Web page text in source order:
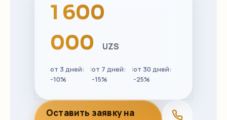
1 600
000
UZS
от 3 дней:
-10%
|от 7 дней:
-15%
|от 30 дней:
-25%
Оставить заявку на